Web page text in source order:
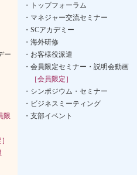
ー
限
トップフォーラム
マネジャー交流セミナー
SCアカデミー
海外研修
お客様役派遣
会員限定セミナー・説明会動画
［会員限定］
シンポジウム・セミナー
ビジネスミーティング
支部イベント